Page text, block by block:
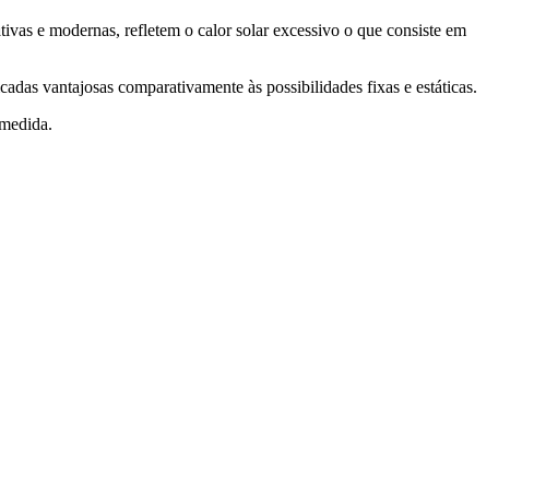
e modernas, refletem o calor solar excessivo o que consiste em
vantajosas comparativamente às possibilidades fixas e estáticas.